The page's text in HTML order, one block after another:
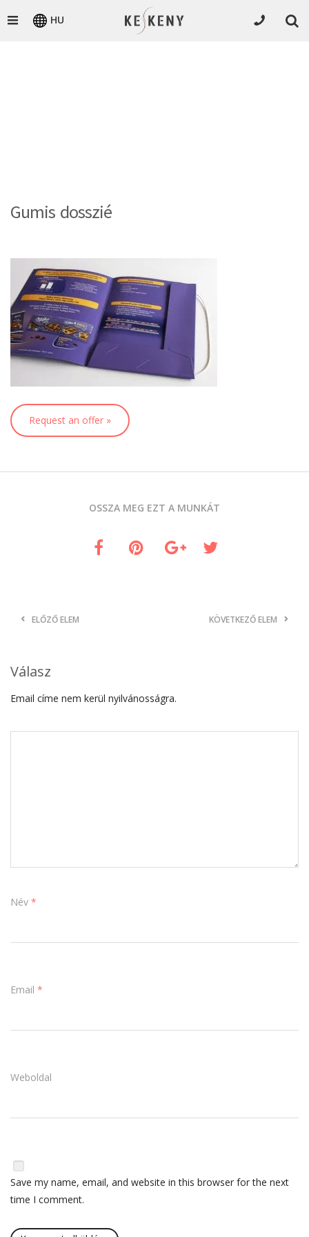
HU
Gumis dosszié
Request an offer »
OSSZA MEG EZT A MUNKÁT
ELŐZŐ ELEM KÖVETKEZŐ ELEM
Válasz
Email címe nem kerül nyilvánosságra.
Név *
Email *
Weboldal
Save my name, email, and website in this browser for the next
time I comment.